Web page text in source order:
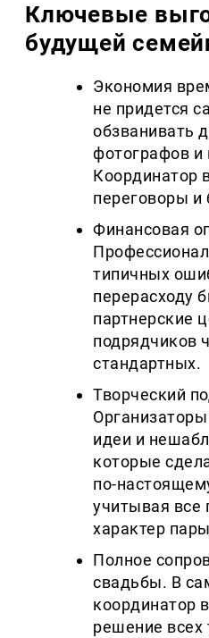
Ключевые
будущей
Экономия
не придется
обзванивать
фотографов и
Координатор
переговоры
Финансовая
типичных
перерасходу
партнерские
подрядчиков
стандартных.
Творческий
идеи и
которые
по-
учитывая все
характер
Полное
свадьбы. В
координатор
решение всех